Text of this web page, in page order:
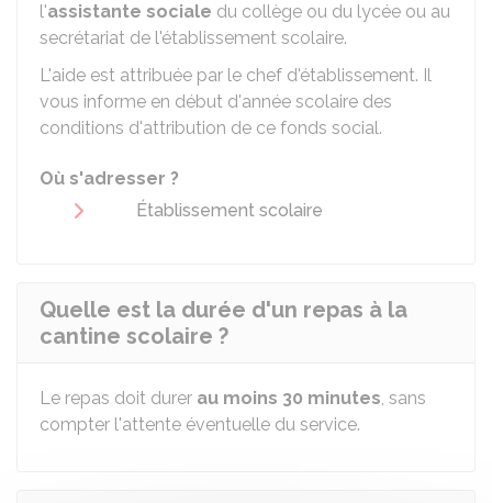
l'assistante sociale du collège ou du lycée ou au
secrétariat de l'établissement scolaire.
L'aide est attribuée par le chef d'établissement. Il
vous informe en début d'année scolaire des
conditions d'attribution de ce fonds social.
Où s'adresser ?
Établissement scolaire
Quelle est la durée d'un repas à la
cantine scolaire ?
Le repas doit durer au moins 30 minutes, sans
compter l'attente éventuelle du service.